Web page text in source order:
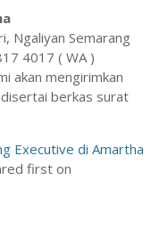
Ngaliyan Semarang
4017 ( WA )
akan mengirimkan
berkas surat
Executive di Amartha
first on